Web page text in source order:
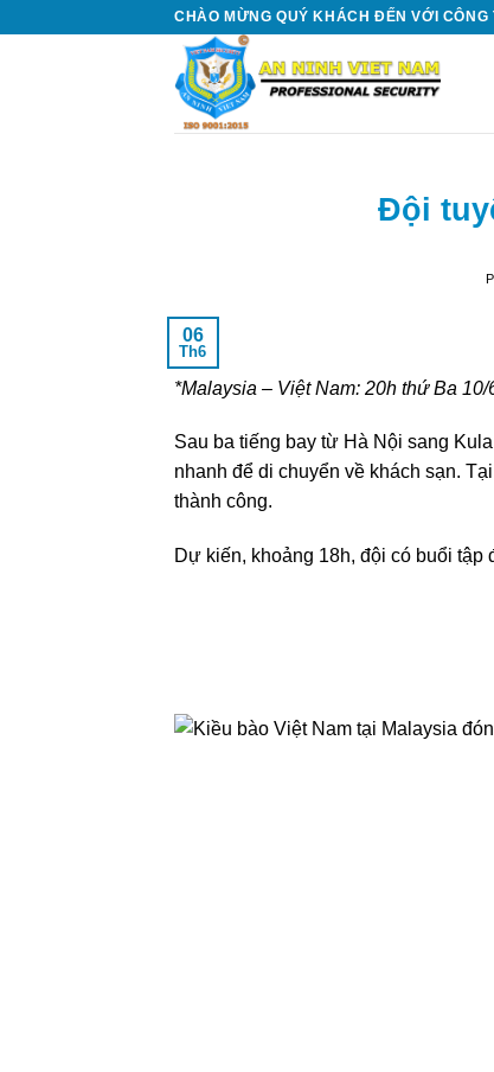
CHÀO MỪNG QUÝ KHÁCH ĐẾN VỚI
Đội
06
Th6
*Malaysia – Việt Nam: 20h thứ Ba
Sau ba tiếng bay từ Hà Nội sang
nhanh để di chuyển về khách sạn.
thành công.
Dự kiến, khoảng 18h, đội có buổi tập